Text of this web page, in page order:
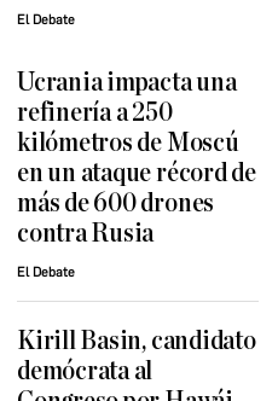
El Debate
Ucrania impacta una
refinería a 250
kilómetros de Moscú
en un ataque récord de
más de 600 drones
contra Rusia
El Debate
Kirill Basin, candidato
demócrata al